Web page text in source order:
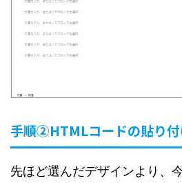
手順②HTMLコードの貼り
先ほど選んだデザインより、